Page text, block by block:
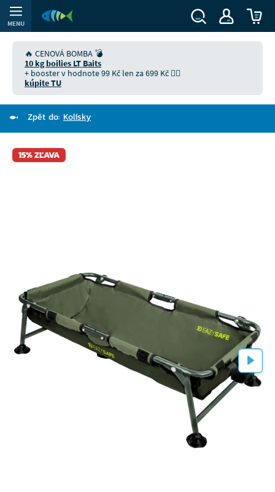
MENU
🔥 CENOVÁ BOMBA 💣
10 kg boilies LT Baits
+ booster v hodnote 99 Kč len za 699 Kč 👉🏻
kúpite TU
Zpět do: Kolísky
15% ZĽAVA